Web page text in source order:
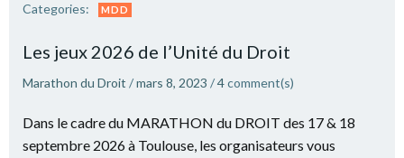
Categories: MDD
Les jeux 2026 de l’Unité du Droit
Marathon du Droit /mars 8, 2023 /4comment(s)
Dans le cadre du MARATHON du DROIT des 17 & 18
septembre 2026 à Toulouse, les organisateurs vous